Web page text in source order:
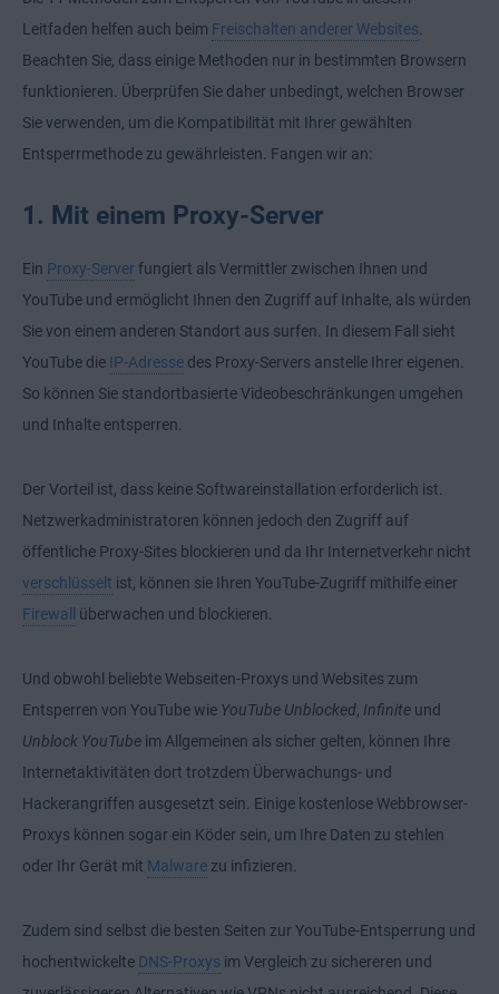
Leitfaden helfen auch beim Freischalten anderer Websites.
Beachten Sie, dass einige Methoden nur in bestimmten Browsern
funktionieren. Überprüfen Sie daher unbedingt, welchen Browser
Sie verwenden, um die Kompatibilität mit Ihrer gewählten
Entsperrmethode zu gewährleisten. Fangen wir an:
1. Mit einem Proxy-Server
Ein Proxy-Server fungiert als Vermittler zwischen Ihnen und
YouTube und ermöglicht Ihnen den Zugriff auf Inhalte, als würden
Sie von einem anderen Standort aus surfen. In diesem Fall sieht
YouTube die IP-Adresse des Proxy-Servers anstelle Ihrer eigenen.
So können Sie standortbasierte Videobeschränkungen umgehen
und Inhalte entsperren.
Der Vorteil ist, dass keine Softwareinstallation erforderlich ist.
Netzwerkadministratoren können jedoch den Zugriff auf
öffentliche Proxy-Sites blockieren und da Ihr Internetverkehr nicht
verschlüsselt ist, können sie Ihren YouTube-Zugriff mithilfe einer
Firewall
überwachen und blockieren.
Und obwohl beliebte Webseiten-Proxys und Websites zum
Entsperren von YouTube wie YouTube Unblocked, Infinite und
Unblock YouTube im Allgemeinen als sicher gelten, können Ihre
Internetaktivitäten dort trotzdem Überwachungs- und
Hackerangriffen ausgesetzt sein. Einige kostenlose Webbrowser-
Proxys können sogar ein Köder sein, um Ihre Daten zu stehlen
oder Ihr Gerät mit Malware zu infizieren.
Zudem sind selbst die besten Seiten zur YouTube-Entsperrung und
hochentwickelte DNS-Proxys im Vergleich zu sichereren und